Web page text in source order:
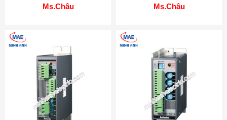
Ms.Châu
Ms.Châu